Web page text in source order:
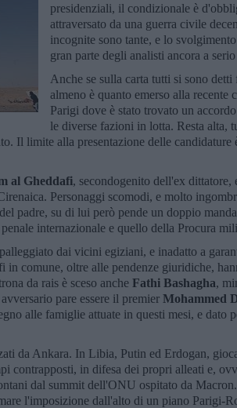
presidenziali, il condizionale è
attraversato da una guerra civile
incognite sono tante, e lo
gran parte degli analisti ancora a
Anche se sulla carta tutti si sono
almeno è quanto emerso alla recente
Parigi dove è stato trovato un
le diverse fazioni in lotta. Resta alta,
Il limite alla presentazione delle candidature
al Gheddafi, secondogenito dell'ex dittatore,
Personaggi scomodi, e molto
padre, su di lui però pende un doppio
internazionale e quello della Procura
dai vicini egiziani, e inadatto a
in comune, oltre alle pendenze giuridiche,
da rais è sceso anche Fathi Bashagha,
pare essere il premier Mohammed
alle famiglie attuate in questi mesi, e dato
da Ankara. In Libia, Putin ed Erdogan,
contrapposti, in difesa dei propri alleati e,
dal summit dell'ONU ospitato da
l'imposizione dall'alto di un piano Parigi-